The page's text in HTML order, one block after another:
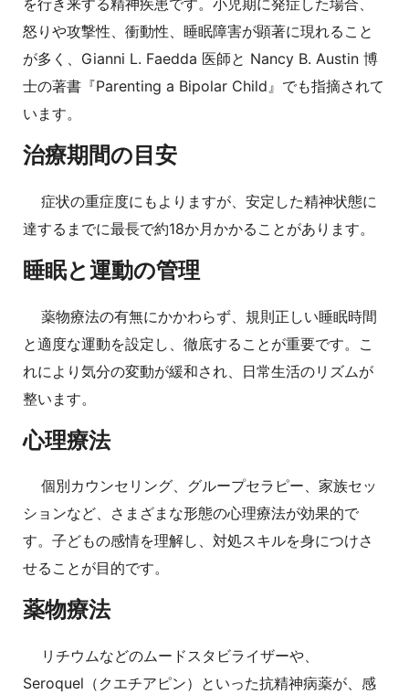
怒りや攻撃性、衝動性、睡眠障害が顕著に現れること
が多く、Gianni L. Faedda 医師と Nancy B. Austin 博
士の著書『Parenting a Bipolar Child』でも指摘されて
います。
治療期間の目安
症状の重症度にもよりますが、安定した精神状態に
達するまでに最長で約18か月かかることがあります。
睡眠と運動の管理
薬物療法の有無にかかわらず、規則正しい睡眠時間
と適度な運動を設定し、徹底することが重要です。こ
れにより気分の変動が緩和され、日常生活のリズムが
整います。
心理療法
個別カウンセリング、グループセラピー、家族セッ
ションなど、さまざまな形態の心理療法が効果的で
す。子どもの感情を理解し、対処スキルを身につけさ
せることが目的です。
薬物療法
リチウムなどのムードスタビライザーや、
Seroquel（クエチアピン）といった抗精神病薬が、感